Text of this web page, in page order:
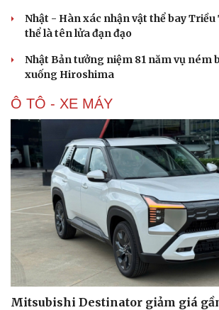
Nhật - Hàn xác nhận vật thể bay
thể là tên lửa đạn đạo
Nhật Bản tưởng niệm 81 năm vụ ném
xuống Hiroshima
Ô TÔ - XE MÁY
Mitsubishi Destinator giảm giá